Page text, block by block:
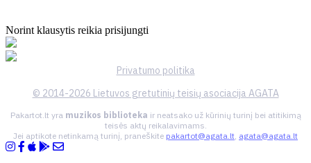
Norint klausytis reikia prisijungti
Privatumo politika
© 2014-2026 Lietuvos gretutinių teisių asociacija AGATA
Pakartot.lt yra muzikos biblioteka ir neatsako už kūrinių turinį bei atitikimą
teisės aktų reikalavimams.
Jei aptikote netinkamą turinį, praneškite pakartot@agata.lt, agata@agata.lt